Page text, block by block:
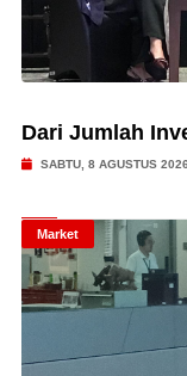
Dari Jumlah
SABTU, 8 AGUSTUS 2026
Market